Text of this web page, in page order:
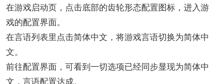
在游戏启动页，点击底部的齿轮形态配置图标，进入游
戏的配置界面。
在言语列表里点击简体中文，将游戏言语切换为简体中
文。
前往配置界面，可看到一切选项已经同步显现为简体中
文，言语配置达成。